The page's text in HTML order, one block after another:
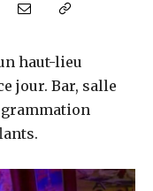
haut-lieu
jour. Bar, salle